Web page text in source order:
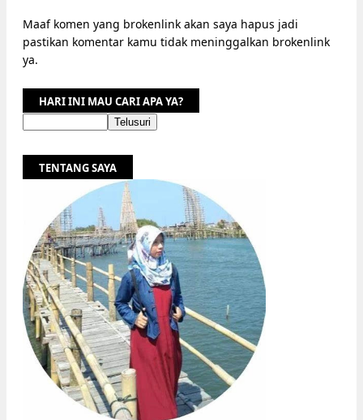
Maaf komen yang brokenlink akan saya hapus jadi
pastikan komentar kamu tidak meninggalkan brokenlink
ya.
HARI INI MAU CARI APA YA?
TENTANG SAYA